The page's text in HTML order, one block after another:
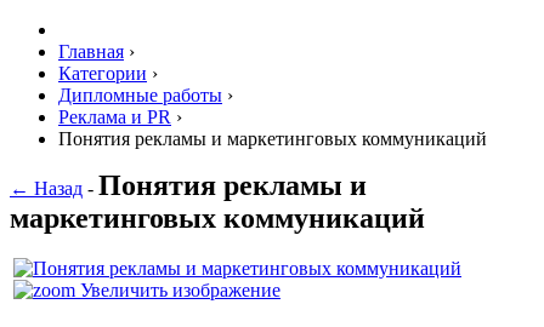
Главная ›
Категории ›
Дипломные работы ›
Реклама и PR ›
Понятия рекламы и маркетинговых коммуникаций
← Назад - Понятия рекламы и
маркетинговых коммуникаций
Увеличить изображение